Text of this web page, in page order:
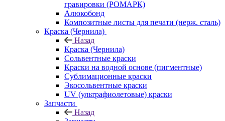
гравировки (РОМАРК)
Алюкобонд
Композитные листы для печати (нерж. сталь)
Краска (Чернила)
Назад
Краска (Чернила)
Сольвентные краски
Краски на водной основе (пигментные)
Сублимационные краски
Экосольвентные краски
UV (ультрафиолетовые) краски
Запчасти
Назад